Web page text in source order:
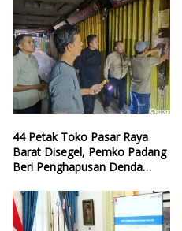
44 Petak Toko Pasar Raya
Barat Disegel, Pemko Padang
Beri Penghapusan Denda